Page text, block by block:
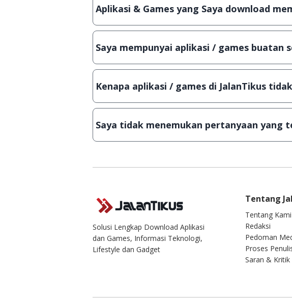
Aplikasi & Games yang Saya download
Meskipun dibagikan secara gratis, namun ada
Saya mempunyai aplikasi / games buatan
Tentu saja bisa. Silahkan kirim email ke
Kenapa aplikasi / games di JalanTikus
Demi menjaga kualitas aplikasi dan games yang
Saya tidak menemukan pertanyaan yang
Kami dengan senang hati menjawab setiap
Solusi Lengkap Download Aplikasi
dan Games, Informasi Teknologi,
Lifestyle dan Gadget
Tentang
Tentang Kami
Redaksi
Pedoman
Proses
Saran & Kritik